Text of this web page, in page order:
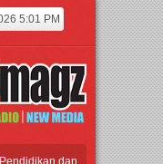
5:01 PM
dan Riset untuk Cetak